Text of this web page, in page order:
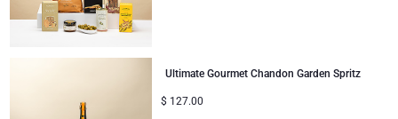
Ultimate Gourmet Chandon Garden Spritz
$ 127.00